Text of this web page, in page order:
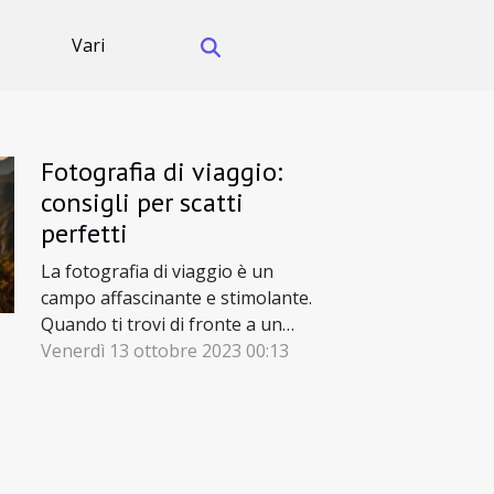
Vari
Fotografia di viaggio:
consigli per scatti
perfetti
La fotografia di viaggio è un
campo affascinante e stimolante.
Quando ti trovi di fronte a un
panorama mozzafiato o a un
Venerdì 13 ottobre 2023 00:13